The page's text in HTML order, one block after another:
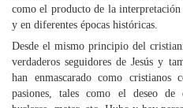
como el producto de la interpretación
y en diferentes épocas históricas.
Desde el mismo principio del
verdaderos seguidores de Jesús y
han enmascarado como
pasiones, tales como el deseo de